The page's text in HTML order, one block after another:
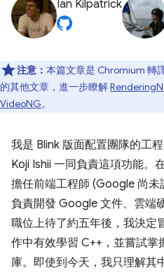
Ian Kilpatrick
注意： 本篇文章是 Chromium 轉
的其他文章，進一步瞭解
VideoNG。
我是 Blink 版面配置團隊的工
Koji Ishii 一同負責這項功能。
擔任前端工程師 (Google 尚未
負責開發 Google 文件、雲端
職位上待了約五年後，我決定
作中有效學習 C++，並嘗試掌
庫。即使到今天，我只理解其